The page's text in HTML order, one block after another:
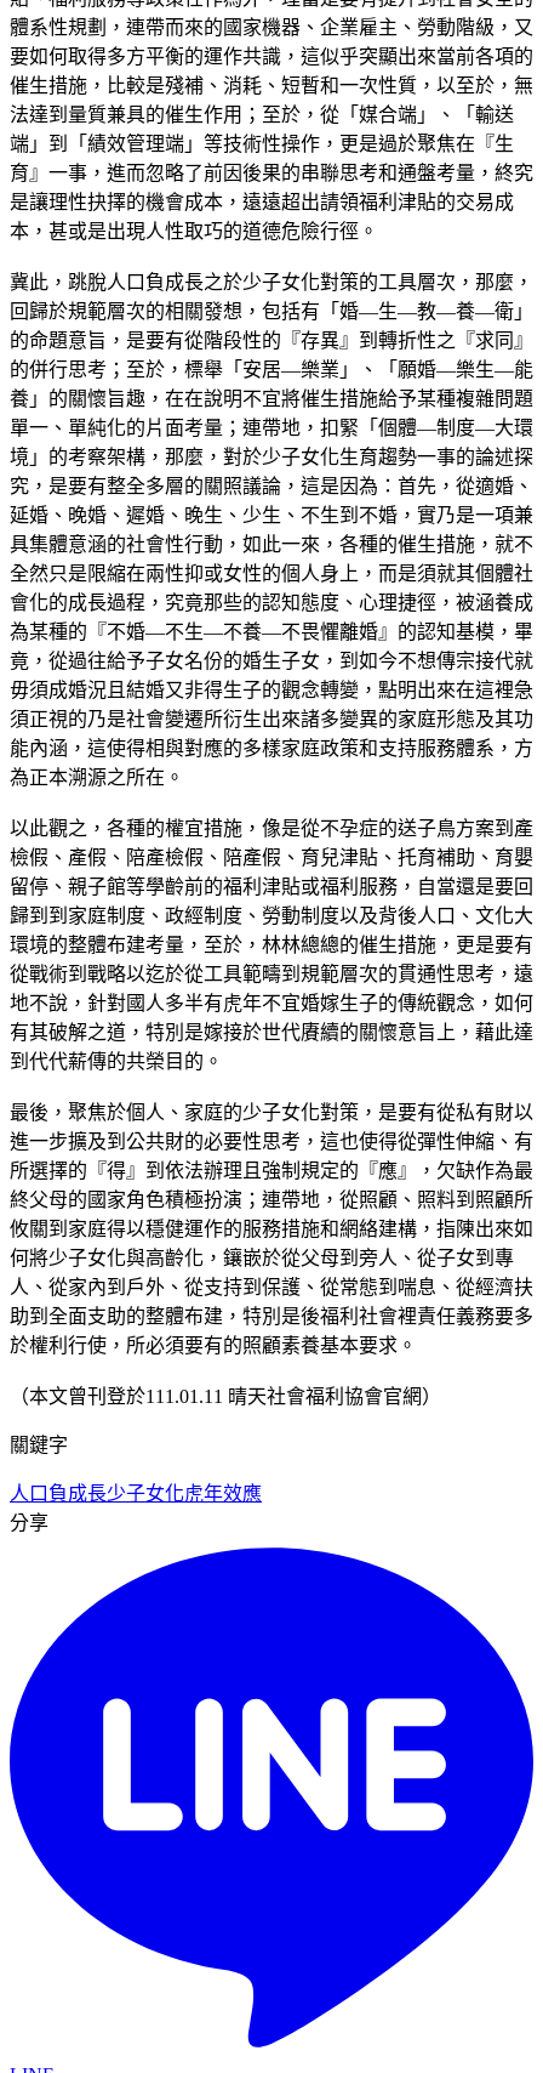
體系性規劃，連帶而來的國家機器、企業雇主、勞動階級，又
要如何取得多方平衡的運作共識，這似乎突顯出來當前各項的
催生措施，比較是殘補、消耗、短暫和一次性質，以至於，無
法達到量質兼具的催生作用；至於，從「媒合端」、「輸送
端」到「績效管理端」等技術性操作，更是過於聚焦在『生
育』一事，進而忽略了前因後果的串聯思考和通盤考量，終究
是讓理性抉擇的機會成本，遠遠超出請領福利津貼的交易成
本，甚或是出現人性取巧的道德危險行徑。
冀此，跳脫人口負成長之於少子女化對策的工具層次，那麼，
回歸於規範層次的相關發想，包括有「婚—生—教—養—衛」
的命題意旨，是要有從階段性的『存異』到轉折性之『求同』
的併行思考；至於，標舉「安居—樂業」、「願婚—樂生—能
養」的關懷旨趣，在在說明不宜將催生措施給予某種複雜問題
單一、單純化的片面考量；連帶地，扣緊「個體—制度—大環
境」的考察架構，那麼，對於少子女化生育趨勢一事的論述探
究，是要有整全多層的關照議論，這是因為：首先，從適婚、
延婚、晚婚、遲婚、晚生、少生、不生到不婚，實乃是一項兼
具集體意涵的社會性行動，如此一來，各種的催生措施，就不
全然只是限縮在兩性抑或女性的個人身上，而是須就其個體社
會化的成長過程，究竟那些的認知態度、心理捷徑，被涵養成
為某種的『不婚—不生—不養—不畏懼離婚』的認知基模，畢
竟，從過往給予子女名份的婚生子女，到如今不想傳宗接代就
毋須成婚況且結婚又非得生子的觀念轉變，點明出來在這裡急
須正視的乃是社會變遷所衍生出來諸多變異的家庭形態及其功
能內涵，這使得相與對應的多樣家庭政策和支持服務體系，方
為正本溯源之所在。
以此觀之，各種的權宜措施，像是從不孕症的送子鳥方案到產
檢假、產假、陪產檢假、陪產假、育兒津貼、托育補助、育嬰
留停、親子館等學齡前的福利津貼或福利服務，自當還是要回
歸到到家庭制度、政經制度、勞動制度以及背後人口、文化大
環境的整體布建考量，至於，林林總總的催生措施，更是要有
從戰術到戰略以迄於從工具範疇到規範層次的貫通性思考，遠
地不說，針對國人多半有虎年不宜婚嫁生子的傳統觀念，如何
有其破解之道，特別是嫁接於世代賡續的關懷意旨上，藉此達
到代代薪傳的共榮目的。
最後，聚焦於個人、家庭的少子女化對策，是要有從私有財以
進一步擴及到公共財的必要性思考，這也使得從彈性伸縮、有
所選擇的『得』到依法辦理且強制規定的『應』，欠缺作為最
終父母的國家角色積極扮演；連帶地，從照顧、照料到照顧所
攸關到家庭得以穩健運作的服務措施和網絡建構，指陳出來如
何將少子女化與高齡化，鑲嵌於從父母到旁人、從子女到專
人、從家內到戶外、從支持到保護、從常態到喘息、從經濟扶
助到全面支助的整體布建，特別是後福利社會裡責任義務要多
於權利行使，所必須要有的照顧素養基本要求。
（本文曾刊登於111.01.11 晴天社會福利協會官網）
關鍵字
人口負成長少子女化虎年效應
分享